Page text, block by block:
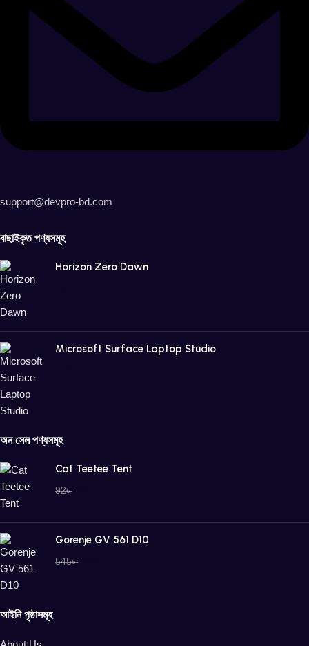
support@devpro-bd.com
বাছাইকৃত পণ্যসমূহ
Horizon Zero Dawn
Microsoft Surface Laptop Studio
অন সেল পণ্যসমূহ
Cat Teetee Tent
92৳
Gorenje GV 561 D10
545৳
আইনি পৃষ্ঠাসমূহ